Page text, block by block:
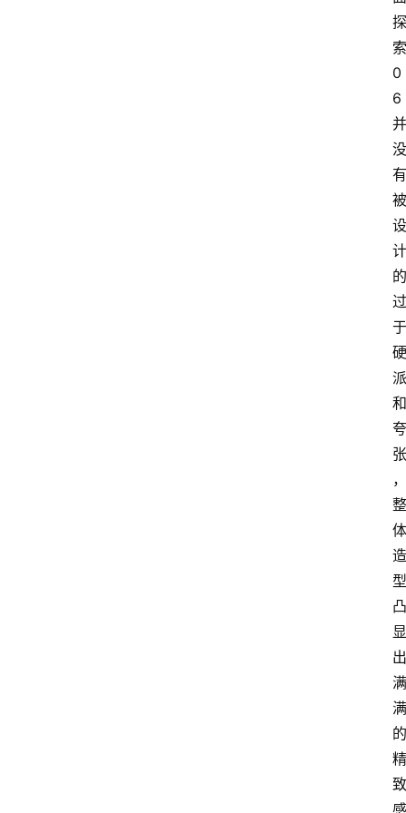
探
索
0
6
并
没
有
被
设
计
的
过
于
硬
派
和
夸
张
，
整
体
造
型
凸
显
出
满
满
的
精
致
感